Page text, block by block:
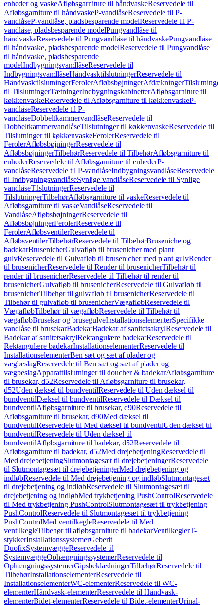
enheder og vaskeAfløbsgarniture til håndvaskeReservedele til
Afløbsgarniture til håndvaskeP-vandlåseReservedele til P-
vandlåseP-vandlåse, pladsbesparende modelReservedele til P-
vandlåse, pladsbesparende modelPungvandlåse til
håndvaskeReservedele til Pungvandlåse til håndvaskePungvandlåse
til håndvaske, pladsbesparende modelReservedele til Pungvandlåse
til håndvaske, pladsbesparende
modelIndbygningsvandlåseReservedele til
IndbygningsvandlåseHåndvasktilslutningerReservedele til
HåndvasktilslutningerFerolerAfløbsbøjningerAfdækninger
til TilslutningerTætningerIndbygningskabinetterAfløbsgarniture til
køkkenvaskeReservedele til Afløbsgarniture til køkkenvaskeP-
vandlåseReservedele til P-
vandlåseDobbeltkammervandlåseReservedele til
DobbeltkammervandlåseTilslutninger til køkkenvaskeReservedele til
Tilslutninger til køkkenvaskeFerolerReservedele til
FerolerAfløbsbøjningerReservedele til
AfløbsbøjningerTilbehørReservedele til TilbehørAfløbsgarniture til
enhederReservedele til Afløbsgarniture til enhederP-
vandlåseReservedele til P-vandlåseIndbygningsvandlåseReservedele
til IndbygningsvandlåseSynlige vandlåseReservedele til Synlige
vandlåseTilslutningerReservedele til
TilslutningerTilbehørAfløbsgarniture til vaskeReservedele til
Afløbsgarniture til vaskeVandlåseReservedele til
VandlåseAfløbsbøjningerReservedele til
AfløbsbøjningerFerolerReservedele til
FerolerAfløbsventilerReservedele til
AfløbsventilerTilbehørReservedele til TilbehørBruseniche og
badekarBrusenicherGulvafløb til brusenicher med plant
gulvReservedele til Gulvafløb til brusenicher med plant gulvRender
til brusenicherReservedele til Render til brusenicherTilbehør til
render til brusenicherReservedele til Tilbehør til render til
brusenicherGulvafløb til brusenicherReservedele til Gulvafløb til
brusenicherTilbehør til gulvafløb til brusenicherReservedele til
Tilbehør til gulvafløb til brusenicherVægafløbReservedele til
VægafløbTilbehør til vægafløbReservedele til Tilbehør til
vægafløbBrusekar og brusegulveInstallationselementerSpecifikke
vandlåse til brusekarBadekarBadekar af sanitetsakrylReservedele til
Badekar af sanitetsakrylRektangulære badekarReservedele til
Rektangulære badekarInstallationselementerReservedele til
InstallationselementerBen sæt og sæt af plader og
vægbeslagReservedele til Ben sæt og sæt af plader og
vægbeslagApparattilslutninger til doucher & badekarAfløbsgarniture
til brusekar, d52Reservedele til Afløbsgarniture til brusekar,
d52Uden dæksel til bundventilReservedele til Uden dæksel til
bundventilDæksel til bundventilReservedele til Dæksel til
bundventilAfløbsgarniture til brusekar, d90Reservedele til
Afløbsgarniture til brusekar, d90Med dæksel til
bundventilReservedele til Med dæksel til bundventilUden dæksel til
bundventilReservedele til Uden dæksel til
bundventilAfløbsgarniture til badekar, d52Reservedele til
Afløbsgarniture til badekar, d52Med drejebetjeningReservedele til
Med drejebetjeningSlutmontagesæt til drejebetjeningerReservedele
til Slutmontagesæt til drejebetjeningerMed drejebetjening og
indløbReservedele til Med drejebetjening og indløbSlutmontagesæt
til drejebetjening og indløbReservedele til Slutmontagesæt til
drejebetjening og indløbMed trykbetjening PushControlReservedele
til Med trykbetjening PushControlSlutmontagesæt til trykbetjening
PushControlReservedele til Slutmontagesæt til trykbetjening
PushControlMed ventilkegleReservedele til Med
ventilkegleTilbehør til afløbsgarniture til badekarVentilkeglerT-
stykkerInstallationssystemerGeberit
DuofixSystemvæggeReservedele til
SystemvæggeOphængningssystemerReservedele til
OphængningssystemerGipsbeklædningerTilbehørReservedele til
TilbehørInstallationselementerReservedele til
InstallationselementerWC-elementerReservedele til WC-
elementerHåndvask-elementerReservedele til Håndvask-
elementerBidet-elementerReservedele til Bidet-elementerUrinal-